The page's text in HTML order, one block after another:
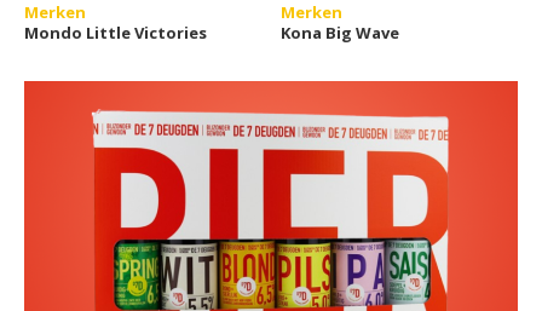
Merken
Mondo Little Victories
Merken
Kona Big Wave